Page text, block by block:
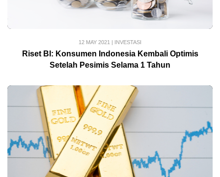
12 MAY 2021 | INVESTASI
Riset BI: Konsumen Indonesia Kembali Optimis
Setelah Pesimis Selama 1 Tahun